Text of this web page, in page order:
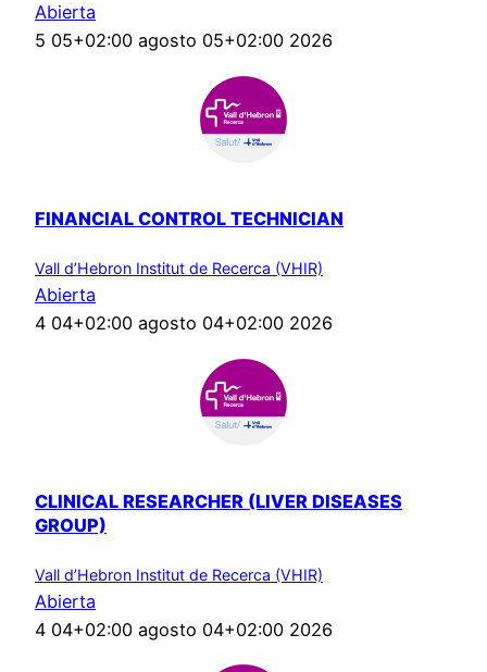
Abierta
5 05+02:00 agosto 05+02:00 2026
FINANCIAL CONTROL TECHNICIAN
Vall d’Hebron Institut de Recerca (VHIR)
Abierta
4 04+02:00 agosto 04+02:00 2026
CLINICAL RESEARCHER (LIVER DISEASES
GROUP)
Vall d’Hebron Institut de Recerca (VHIR)
Abierta
4 04+02:00 agosto 04+02:00 2026